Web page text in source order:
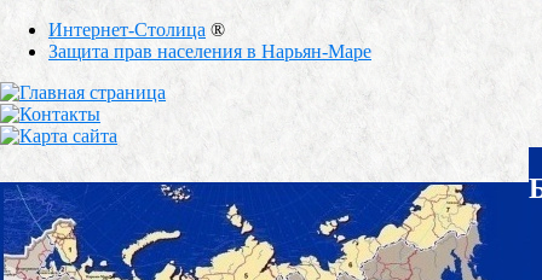
Интернет-Столица ®
Защита прав населения в Нарьян-Маре